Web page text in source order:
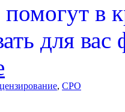
в
для
, СРО